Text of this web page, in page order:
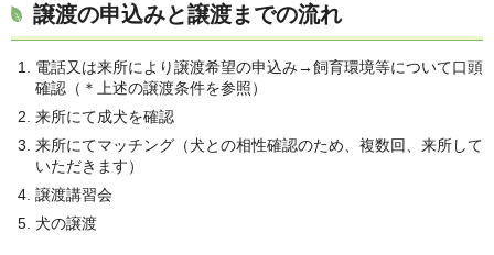
譲渡の申込みと譲渡までの流れ
電話又は来所により譲渡希望の申込み→飼育環境等について口頭
確認（＊上述の譲渡条件を参照）
来所にて成犬を確認
来所にてマッチング（犬との相性確認のため、複数回、来所して
いただきます）
譲渡講習会
犬の譲渡